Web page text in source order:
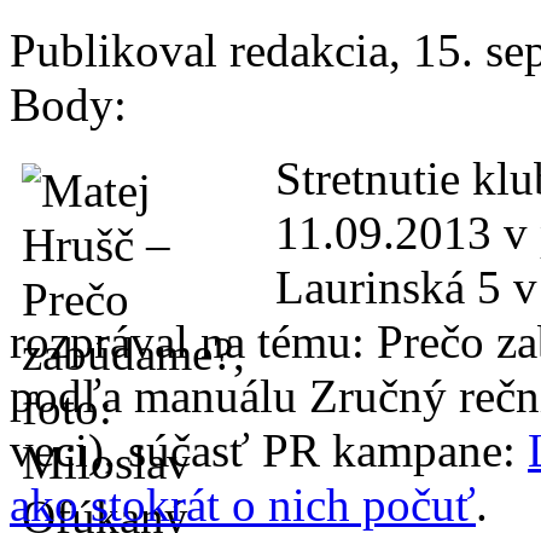
Publikoval redakcia, 15.
Body:
Stretnutie
11.09.2013
Laurinská 5
rozprával na tému: Prečo
podľa manuálu Zručný
veci), súčasť PR kampane:
ako stokrát o nich počuť.